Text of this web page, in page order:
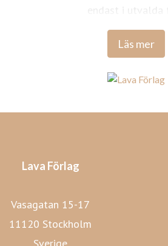
Läs mer
endast i utvalda
Lava Förlag
Vasagatan 15-17
11120 Stockholm
Sverige